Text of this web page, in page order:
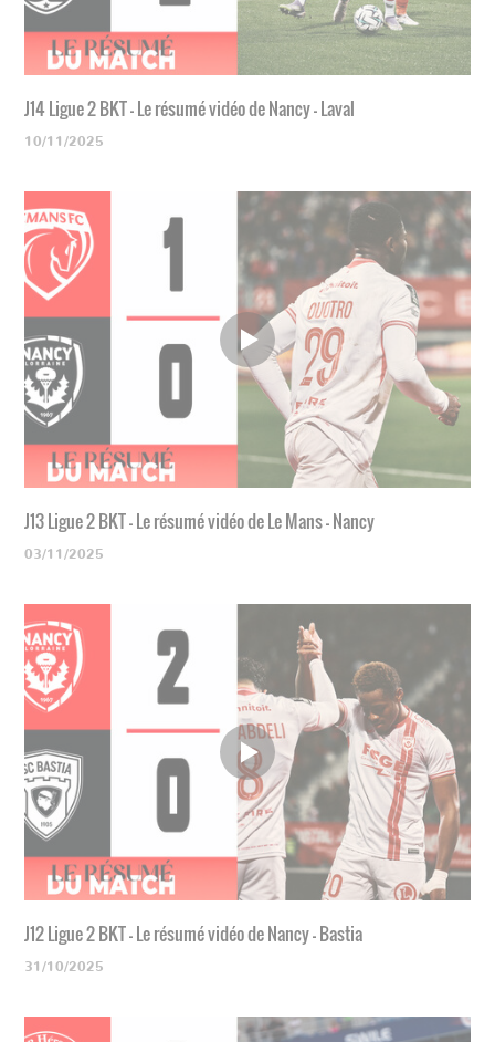
J14 Ligue 2 BKT - Le résumé vidéo de Nancy - Laval
10/11/2025
J13 Ligue 2 BKT - Le résumé vidéo de Le Mans - Nancy
03/11/2025
J12 Ligue 2 BKT - Le résumé vidéo de Nancy - Bastia
31/10/2025